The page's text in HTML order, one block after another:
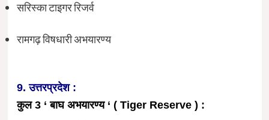
सरिस्का टाइगर रिजर्व
रामगढ़ विषधारी अभयारण्य
9. उत्तरप्रदेश :
कुल 3 ‘ बाघ अभयारण्य ‘ ( Tiger Reserve ) :